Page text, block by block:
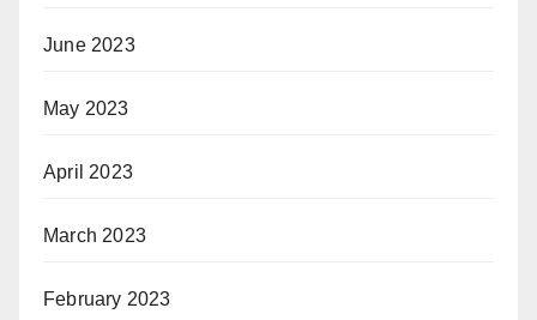
June 2023
May 2023
April 2023
March 2023
February 2023